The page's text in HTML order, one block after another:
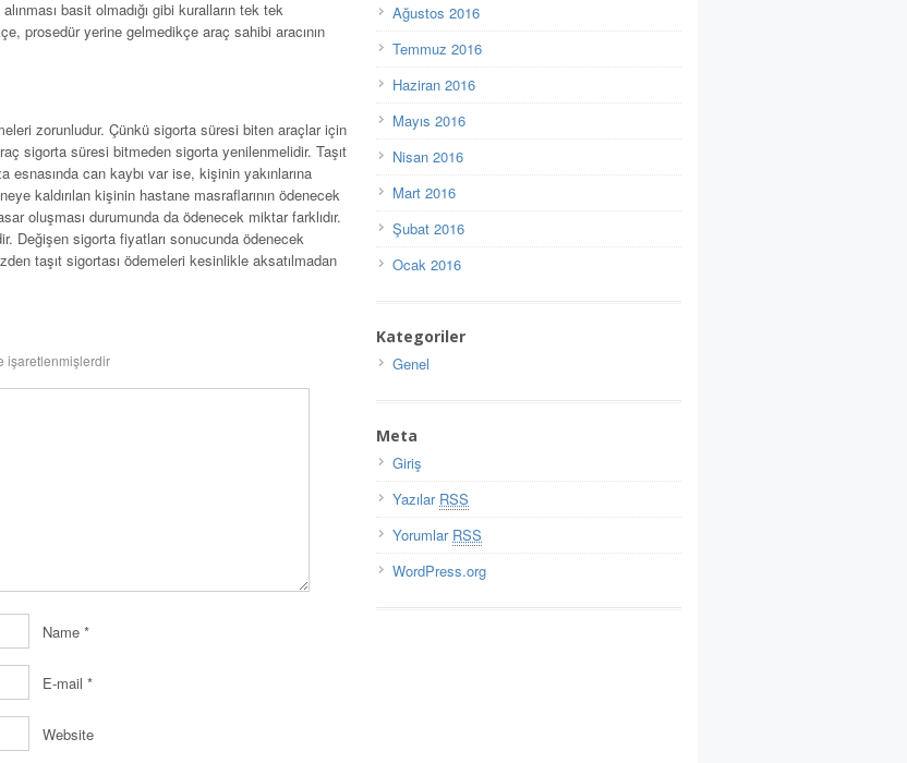
basit olmadığı gibi kuralların tek tek
prosedür yerine gelmedikçe araç sahibi aracının
zorunludur. Çünkü sigorta süresi biten araçlar için
sigorta süresi bitmeden sigorta yenilenmelidir. Taşıt
esnasında can kaybı var ise, kişinin yakınlarına
kaldırılan kişinin hastane masraflarının ödenecek
oluşması durumunda da ödenecek miktar farklıdır.
Değişen sigorta fiyatları sonucunda ödenecek
taşıt sigortası ödemeleri kesinlikle aksatılmadan
işaretlenmişlerdir
Name *
E-mail *
Website
Ağustos 2016
Temmuz 2016
Haziran 2016
Mayıs 2016
Nisan 2016
Mart 2016
Şubat 2016
Ocak 2016
Kategoriler
Genel
Meta
Giriş
Yazılar RSS
Yorumlar RSS
WordPress.org